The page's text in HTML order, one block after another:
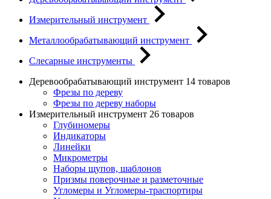
Измерительный инструмент
Металлообрабатывающий инструмент
Слесарные инструменты
Деревообрабатывающий инструмент 14 товаров
Фрезы по дереву
Фрезы по дереву наборы
Измерительный инструмент 26 товаров
Глубиномеры
Индикаторы
Линейки
Микрометры
Наборы щупов, шаблонов
Призмы поверочные и разметочные
Угломеры и Угломеры-траспортиры